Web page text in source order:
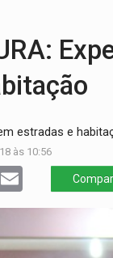
estradas e
às 10:56